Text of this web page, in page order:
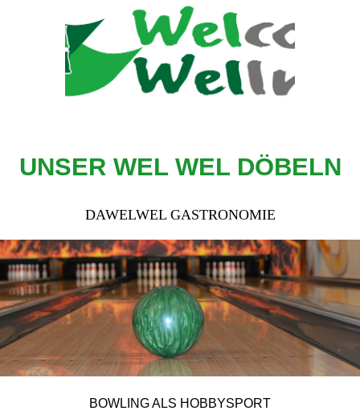
UNSER WEL WEL DÖBELN
DAWELWEL GASTRONOMIE
BOWLING ALS HOBBYSPORT